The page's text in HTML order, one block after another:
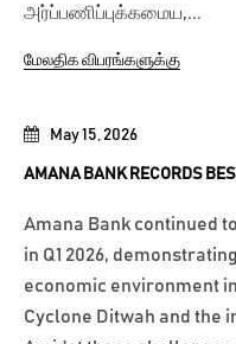
May 15, 2026
AMANA BANK RECORDS
Amana Bank continued
in Q1 2026,
economic environment
Cyclone Ditwah and the
அர்ப்பணிப்புக்கமைய,...
மேலதிக விபரங்களுக்கு